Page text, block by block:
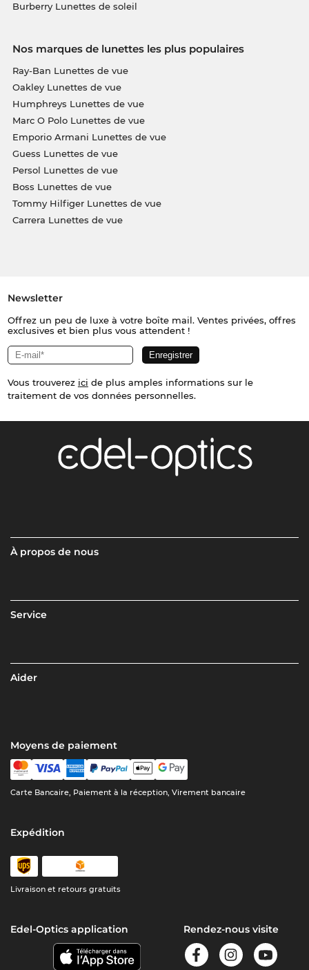
Burberry Lunettes de soleil
Nos marques de lunettes les plus populaires
Ray-Ban Lunettes de vue
Oakley Lunettes de vue
Humphreys Lunettes de vue
Marc O Polo Lunettes de vue
Emporio Armani Lunettes de vue
Guess Lunettes de vue
Persol Lunettes de vue
Boss Lunettes de vue
Tommy Hilfiger Lunettes de vue
Carrera Lunettes de vue
Newsletter
Offrez un peu de luxe à votre boîte mail. Ventes privées, offres
exclusives et bien plus vous attendent !
Vous trouverez ici de plus amples informations sur le
traitement de vos données personnelles.
À propos de nous
Service
Aider
Moyens de paiement
Carte Bancaire, Paiement à la réception, Virement bancaire
Expédition
Livraison et retours gratuits
Edel-Optics application Rendez-nous visite